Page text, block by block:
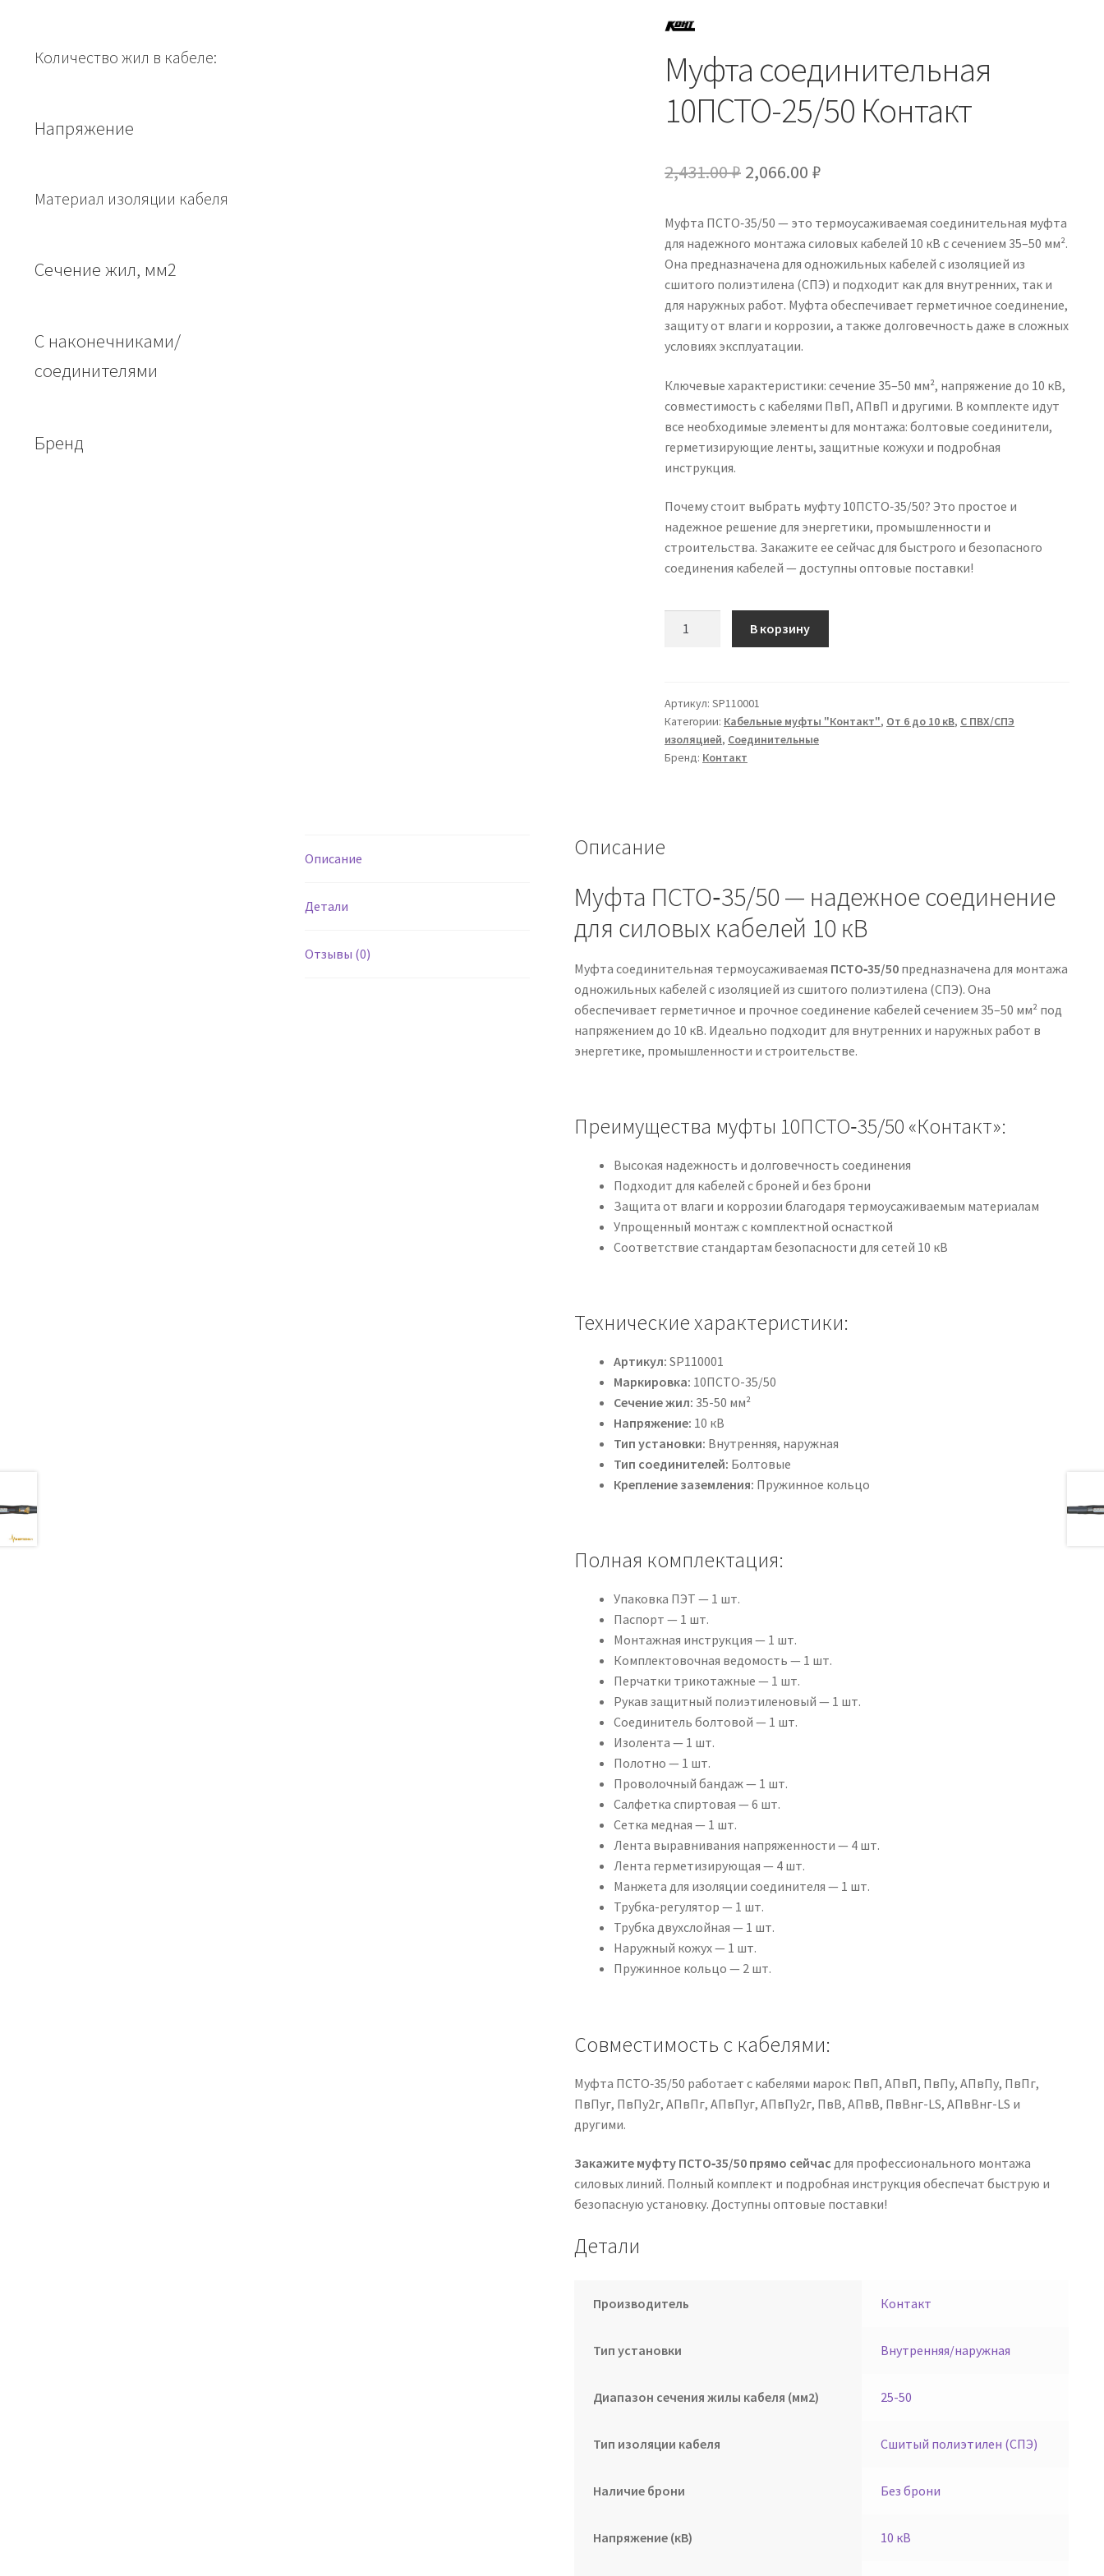
Муфта соединительная
10ПСТО-25/50 Контакт
2,431.00₽ Первоначальная
составляла
2,431.00 ₽.
2,066.00 ₽
2,066.00 ₽.
Муфта ПСТО‑35/50 — это термоусаживаемая соединительная муфта
для надежного монтажа силовых кабелей 10 кВ с сечением 35–50 мм².
Она предназначена для одножильных кабелей с изоляцией из
сшитого полиэтилена (СПЭ) и подходит как для внутренних, так и
для наружных работ. Муфта обеспечивает герметичное соединение,
защиту от влаги и коррозии, а также долговечность даже в сложных
условиях эксплуатации.
Ключевые характеристики: сечение 35–50 мм², напряжение до 10 кВ,
совместимость с кабелями ПвП, АПвП и другими. В комплекте идут
все необходимые элементы для монтажа: болтовые соединители,
герметизирующие ленты, защитные кожухи и подробная
инструкция.
Почему стоит выбрать муфту 10ПСТО‑35/50? Это простое и
надежное решение для энергетики, промышленности и
строительства. Закажите ее сейчас для быстрого и безопасного
соединения кабелей — доступны оптовые поставки!
10ПСТО-25/50
Контакт
В корзину
Артикул: SP110001
Категории: Кабельные муфты "Контакт", От 6 до 10 кВ, С ПВХ/СПЭ
изоляцией, Соединительные
Бренд: Контакт
Описание
Детали
Отзывы (0)
Описание
Муфта ПСТО‑35/50 — надежное соединение
для силовых кабелей 10 кВ
Муфта соединительная термоусаживаемая ПСТО‑35/50 предназначена для монтажа
одножильных кабелей с изоляцией из сшитого полиэтилена (СПЭ). Она
обеспечивает герметичное и прочное соединение кабелей сечением 35–50 мм² под
напряжением до 10 кВ. Идеально подходит для внутренних и наружных работ в
энергетике, промышленности и строительстве.
Преимущества муфты 10ПСТО‑35/50 «Контакт»:
Высокая надежность и долговечность соединения
Подходит для кабелей с броней и без брони
Защита от влаги и коррозии благодаря термоусаживаемым материалам
Упрощенный монтаж с комплектной оснасткой
Соответствие стандартам безопасности для сетей 10 кВ
Технические характеристики:
Артикул: SP110001
Маркировка: 10ПСТО-35/50
Сечение жил: 35-50 мм²
Напряжение: 10 кВ
Тип установки: Внутренняя, наружная
Тип соединителей: Болтовые
Крепление заземления: Пружинное кольцо
Полная комплектация:
Упаковка ПЭТ — 1 шт.
Паспорт — 1 шт.
Монтажная инструкция — 1 шт.
Комплектовочная ведомость — 1 шт.
Перчатки трикотажные — 1 шт.
Рукав защитный полиэтиленовый — 1 шт.
Соединитель болтовой — 1 шт.
Изолента — 1 шт.
Полотно — 1 шт.
Проволочный бандаж — 1 шт.
Салфетка спиртовая — 6 шт.
Сетка медная — 1 шт.
Лента выравнивания напряженности — 4 шт.
Лента герметизирующая — 4 шт.
Манжета для изоляции соединителя — 1 шт.
Трубка-регулятор — 1 шт.
Трубка двухслойная — 1 шт.
Наружный кожух — 1 шт.
Пружинное кольцо — 2 шт.
Совместимость с кабелями:
Муфта ПСТО‑35/50 работает с кабелями марок: ПвП, АПвП, ПвПу, АПвПу, ПвПг,
ПвПуг, ПвПу2г, АПвПг, АПвПуг, АПвПу2г, ПвВ, АПвВ, ПвВнг-LS, АПвВнг-LS и
другими.
Закажите муфту ПСТО‑35/50 прямо сейчас для профессионального монтажа
силовых линий. Полный комплект и подробная инструкция обеспечат быструю и
безопасную установку. Доступны оптовые поставки!
Детали
Производитель Контакт
Тип установки Внутренняя/наружная
Диапазон сечения жилы кабеля (мм2) 25-50
Тип изоляции кабеля Сшитый полиэтилен (СПЭ)
Наличие брони Без брони
Напряжение (кВ) 10 кВ
Количество жил в кабеле:
Напряжение
Материал изоляции кабеля
Сечение жил, мм2
С наконечниками/
соединителями
Бренд